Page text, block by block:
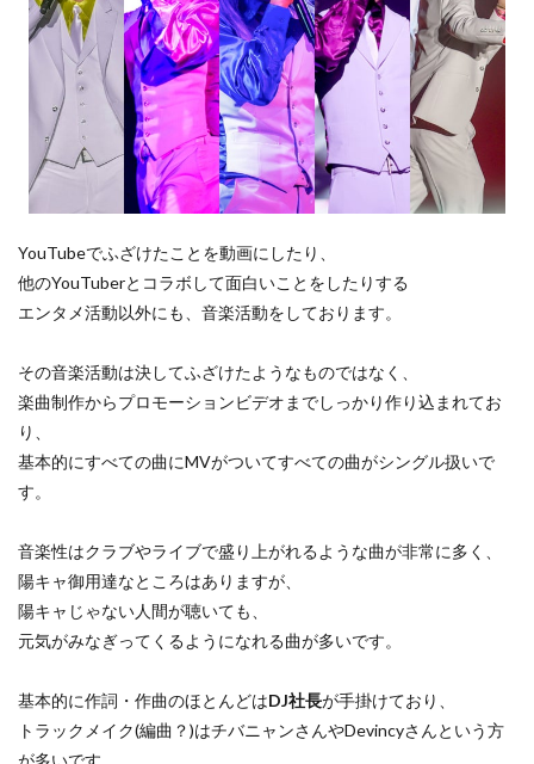
YouTubeでふざけたことを動画にしたり、
他のYouTuberとコラボして面白いことをしたりする
エンタメ活動以外にも、音楽活動をしております。
その音楽活動は決してふざけたようなものではなく、
楽曲制作からプロモーションビデオまでしっかり作り込まれてお
り、
基本的にすべての曲にMVがついてすべての曲がシングル扱いで
す。
音楽性はクラブやライブで盛り上がれるような曲が非常に多く、
陽キャ御用達なところはありますが、
陽キャじゃない人間が聴いても、
元気がみなぎってくるようになれる曲が多いです。
基本的に作詞・作曲のほとんどはDJ社長が手掛けており、
トラックメイク(編曲？)はチバニャンさんやDevincyさんという方
が多いです